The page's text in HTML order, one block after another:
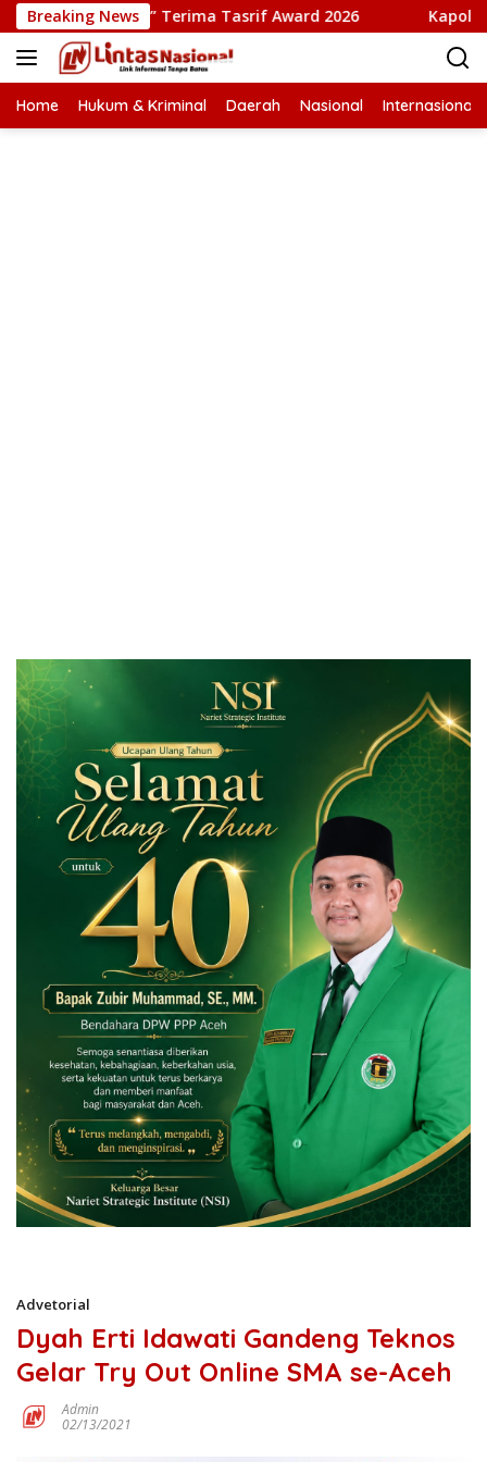
Langsung
ke
konten
Breaking News
Babi” Terima Tasrif Award 2026 Kapolresta Banda
Home Hukum & Kriminal Daerah Nasional Internasional
Advetorial
Dyah Erti Idawati Gandeng Teknos
Gelar Try Out Online SMA se-Aceh
Admin
02/13/2021